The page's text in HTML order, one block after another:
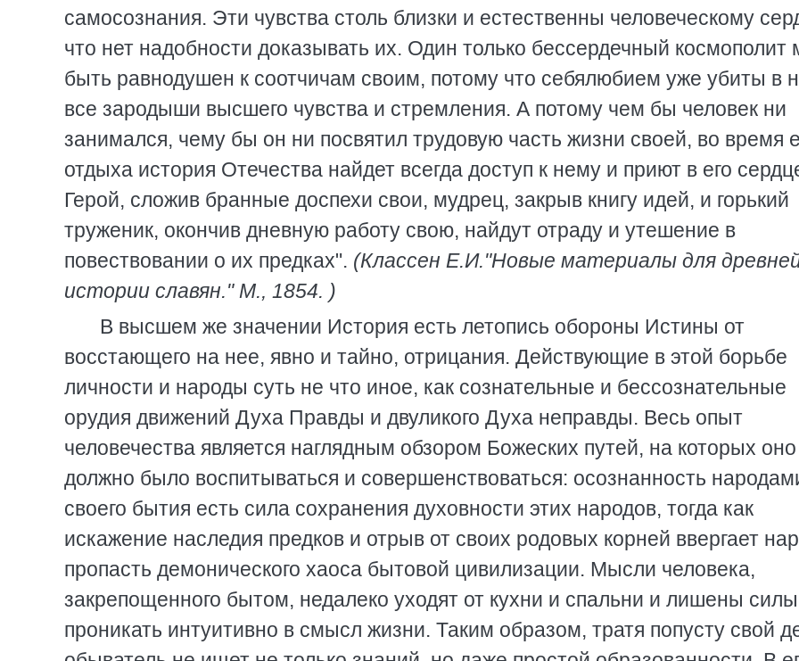
самосознания. Эти чувства столь близки и естественны человеческому
что нет надобности доказывать их. Один только бессердечный космополит
быть равнодушен к соотчичам своим, потому что себялюбием уже убиты в
все зародыши высшего чувства и стремления. А потому чем бы человек ни
занимался, чему бы он ни посвятил трудовую часть жизни своей, во время
отдыха история Отечества найдет всегда доступ к нему и приют в его
Герой, сложив бранные доспехи свои, мудрец, закрыв книгу идей, и горький
труженик, окончив дневную работу свою, найдут отраду и утешение в
повествовании о их предках". (Классен Е.И."Новые материалы для
истории славян." М., 1854. )
В высшем же значении История есть летопись обороны Истины от
восстающего на нее, явно и тайно, отрицания. Действующие в этой борьбе
личности и народы суть не что иное, как сознательные и бессознательные
орудия движений Духа Правды и двуликого Духа неправды. Весь опыт
человечества является наглядным обзором Божеских путей, на которых оно
должно было воспитываться и совершенствоваться: осознанность
своего бытия есть сила сохранения духовности этих народов, тогда как
искажение наследия предков и отрыв от своих родовых корней ввергает
пропасть демонического хаоса бытовой цивилизации. Мысли человека,
закрепощенного бытом, недалеко уходят от кухни и спальни и лишены силы
проникать интуитивно в смысл жизни. Таким образом, тратя попусту свой